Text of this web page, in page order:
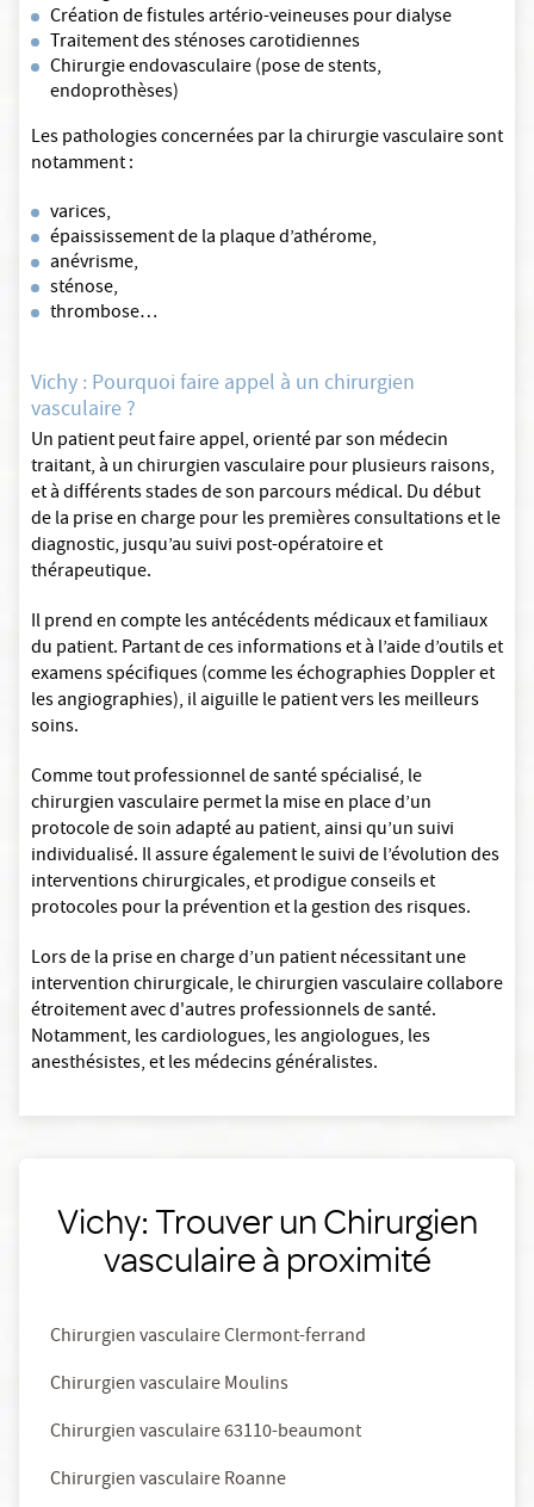
Création de fistules artério-veineuses pour dialyse
Traitement des sténoses carotidiennes
Chirurgie endovasculaire (pose de stents,
endoprothèses)
Les pathologies concernées par la chirurgie vasculaire sont
notamment :
varices,
épaississement de la plaque d’athérome,
anévrisme,
sténose,
thrombose…
Vichy : Pourquoi faire appel à un chirurgien
vasculaire ?
Un patient peut faire appel, orienté par son médecin
traitant, à un chirurgien vasculaire pour plusieurs raisons,
et à différents stades de son parcours médical. Du début
de la prise en charge pour les premières consultations et le
diagnostic, jusqu’au suivi post-opératoire et
thérapeutique.
Il prend en compte les antécédents médicaux et familiaux
du patient. Partant de ces informations et à l’aide d’outils et
examens spécifiques (comme les échographies Doppler et
les angiographies), il aiguille le patient vers les meilleurs
soins.
Comme tout professionnel de santé spécialisé, le
chirurgien vasculaire permet la mise en place d’un
protocole de soin adapté au patient, ainsi qu’un suivi
individualisé. Il assure également le suivi de l’évolution des
interventions chirurgicales, et prodigue conseils et
protocoles pour la prévention et la gestion des risques.
Lors de la prise en charge d’un patient nécessitant une
intervention chirurgicale, le chirurgien vasculaire collabore
étroitement avec d'autres professionnels de santé.
Notamment, les cardiologues, les angiologues, les
anesthésistes, et les médecins généralistes.
Vichy: Trouver un Chirurgien
vasculaire à proximité
Chirurgien vasculaire Clermont-ferrand
Chirurgien vasculaire Moulins
Chirurgien vasculaire 63110-beaumont
Chirurgien vasculaire Roanne